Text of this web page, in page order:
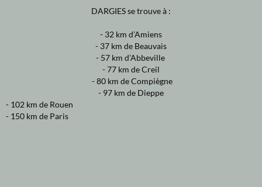
DARGIES se trouve à :
- 32 km d’Amiens
- 37 km de Beauvais
- 57 km d’Abbeville
- 77 km de Creil
- 80 km de Compiègne
- 97 km de Dieppe
- 102 km de Rouen
- 150 km de Paris